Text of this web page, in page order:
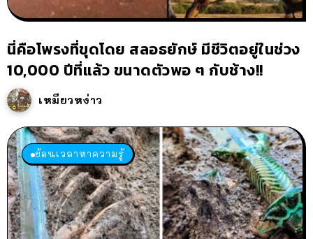
นี่คือโพรงที่ขุดโดย สลอธยักษ์ มีชีวิตอยู่ในช่วง
10,000 ปีที่แล้ว ขนาดตัวพอ ๆ กับช้าง!!
เหมียวหง่าว
ย้อนเวลาหาความรู้